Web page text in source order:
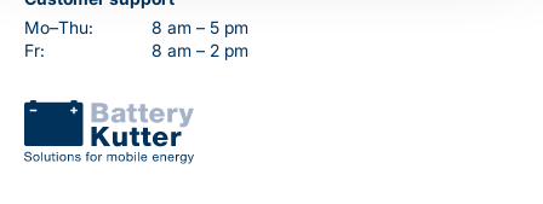
Mo–Thu:
8 am – 5 pm
Fr:
8 am – 2 pm